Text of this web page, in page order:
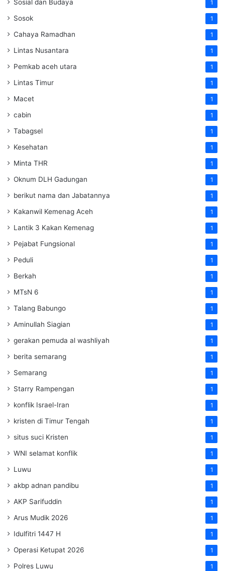
Sosial dan Budaya 1
Sosok 1
Cahaya Ramadhan 1
Lintas Nusantara 1
Pemkab aceh utara 1
Lintas Timur 1
Macet 1
cabin 1
Tabagsel 1
Kesehatan 1
Minta THR 1
Oknum DLH Gadungan 1
berikut nama dan Jabatannya 1
Kakanwil Kemenag Aceh 1
Lantik 3 Kakan Kemenag 1
Pejabat Fungsional 1
Peduli 1
Berkah 1
MTsN 6 1
Talang Babungo 1
Aminullah Siagian 1
gerakan pemuda al washliyah 1
berita semarang 1
Semarang 1
Starry Rampengan 1
konflik Israel-Iran 1
kristen di Timur Tengah 1
situs suci Kristen 1
WNI selamat konflik 1
Luwu 1
akbp adnan pandibu 1
AKP Sarifuddin 1
Arus Mudik 2026 1
Idulfitri 1447 H 1
Operasi Ketupat 2026 1
Polres Luwu 1